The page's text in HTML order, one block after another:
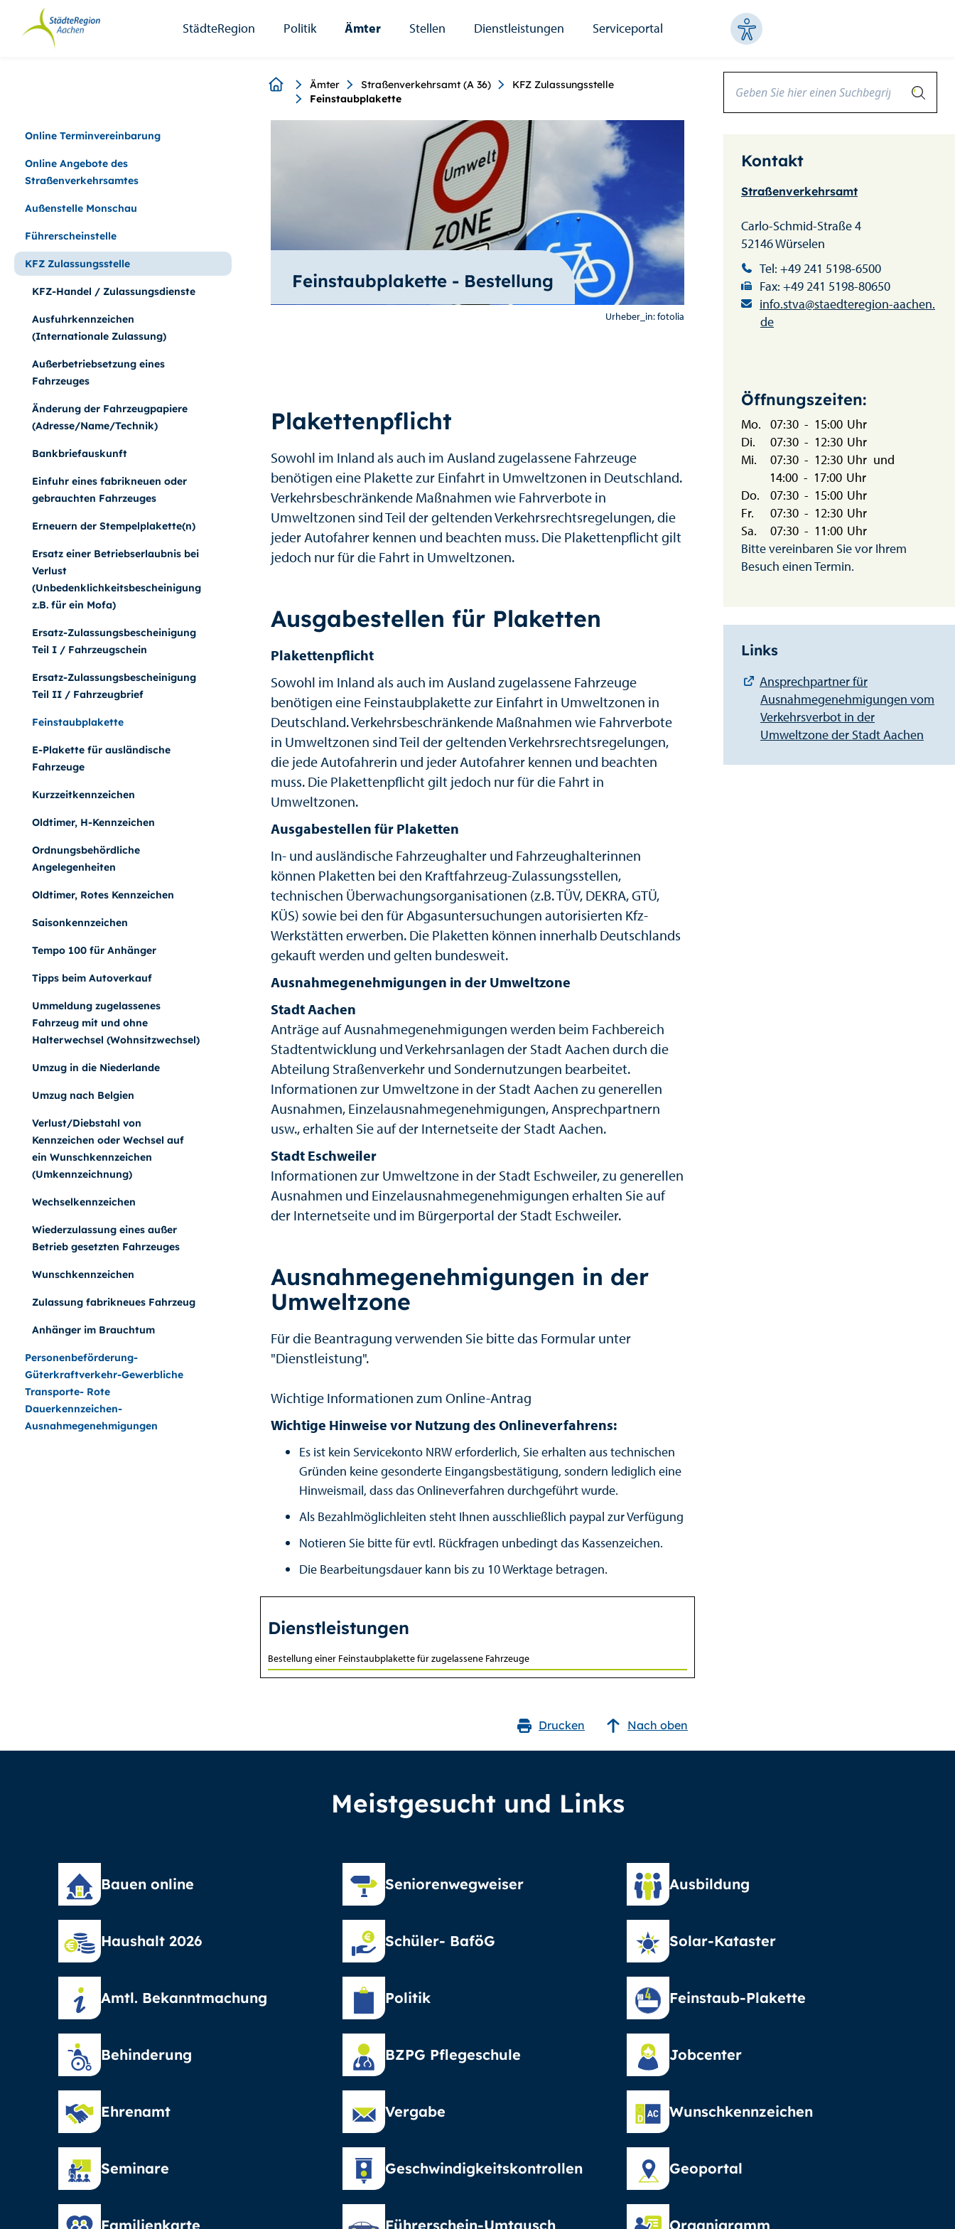
Seiteninhalt.
Hauptnavigation.
StädteRegion
StädteRegion Politik Ämter Stellen Dienstleistungen Serviceportal
Breadcrumb
Ämter Straßenverkehrsamt (A 36)
KFZ Zulassungsstelle
Feinstaubplakette
Online Terminvereinbarung
Online Angebote des
Straßenverkehrsamtes
Außenstelle Monschau
Führerscheinstelle
KFZ Zulassungsstelle
KFZ-Handel / Zulassungsdienste
Ausfuhrkennzeichen
(Internationale Zulassung)
Außerbetriebsetzung eines
Fahrzeuges
Änderung der Fahrzeugpapiere
(Adresse/Name/Technik)
Bankbriefauskunft
Einfuhr eines fabrikneuen oder
gebrauchten Fahrzeuges
Erneuern der Stempelplakette(n)
Ersatz einer Betriebserlaubnis bei
Verlust
(Unbedenklichkeitsbescheinigung
z.B. für ein Mofa)
Ersatz-Zulassungsbescheinigung
Teil I / Fahrzeugschein
Ersatz-Zulassungsbescheinigung
Teil II / Fahrzeugbrief
Feinstaubplakette
E-Plakette für ausländische
Fahrzeuge
Kurzzeitkennzeichen
Oldtimer, H-Kennzeichen
Ordnungsbehördliche
Angelegenheiten
Oldtimer, Rotes Kennzeichen
Saisonkennzeichen
Tempo 100 für Anhänger
Tipps beim Autoverkauf
Ummeldung zugelassenes
Fahrzeug mit und ohne
Halterwechsel (Wohnsitzwechsel)
Umzug in die Niederlande
Umzug nach Belgien
Verlust/Diebstahl von
Kennzeichen oder Wechsel auf
ein Wunschkennzeichen
(Umkennzeichnung)
Wechselkennzeichen
Wiederzulassung eines außer
Betrieb gesetzten Fahrzeuges
Wunschkennzeichen
Zulassung fabrikneues Fahrzeug
Anhänger im Brauchtum
Personenbeförderung-
Güterkraftverkehr-Gewerbliche
Transporte- Rote
Dauerkennzeichen-
Ausnahmegenehmigungen
Feinstaubplakette - Bestellung
Urheber_in: fotolia
Plakettenpflicht
Sowohl im Inland als auch im Ausland zugelassene Fahrzeuge
benötigen eine Plakette zur Einfahrt in Umweltzonen in Deutschland.
Verkehrsbeschränkende Maßnahmen wie Fahrverbote in
Umweltzonen sind Teil der geltenden Verkehrsrechtsregelungen, die
jeder Autofahrer kennen und beachten muss. Die Plakettenpflicht gilt
jedoch nur für die Fahrt in Umweltzonen.
Ausgabestellen für Plaketten
Plakettenpflicht
Sowohl im Inland als auch im Ausland zugelassene Fahrzeuge
benötigen eine Feinstaubplakette zur Einfahrt in Umweltzonen in
Deutschland. Verkehrsbeschränkende Maßnahmen wie Fahrverbote
in Umweltzonen sind Teil der geltenden Verkehrsrechtsregelungen,
die jede Autofahrerin und jeder Autofahrer kennen und beachten
muss. Die Plakettenpflicht gilt jedoch nur für die Fahrt in
Umweltzonen.
Ausgabestellen für Plaketten
In- und ausländische Fahrzeughalter und Fahrzeughalterinnen
können Plaketten bei den Kraftfahrzeug-Zulassungsstellen,
technischen Überwachungsorganisationen (z.B. TÜV, DEKRA, GTÜ,
KÜS) sowie bei den für Abgasuntersuchungen autorisierten Kfz-
Werkstätten erwerben. Die Plaketten können innerhalb Deutschlands
gekauft werden und gelten bundesweit.
Ausnahmegenehmigungen in der Umweltzone
Stadt Aachen
Anträge auf Ausnahmegenehmigungen werden beim Fachbereich
Stadtentwicklung und Verkehrsanlagen der Stadt Aachen durch die
Abteilung Straßenverkehr und Sondernutzungen bearbeitet.
Informationen zur Umweltzone in der Stadt Aachen zu generellen
Ausnahmen, Einzelausnahmegenehmigungen, Ansprechpartnern
usw., erhalten Sie auf der Internetseite der Stadt Aachen.
Stadt Eschweiler
Informationen zur Umweltzone in der Stadt Eschweiler, zu generellen
Ausnahmen und Einzelausnahmegenehmigungen erhalten Sie auf
der Internetseite und im Bürgerportal der Stadt Eschweiler.
Ausnahmegenehmigungen in der
Umweltzone
Für die Beantragung verwenden Sie bitte das Formular unter
"Dienstleistung".
Wichtige Informationen zum Online-Antrag
Wichtige Hinweise vor Nutzung des Onlineverfahrens:
Es ist kein Servicekonto NRW erforderlich, Sie erhalten aus technischen
Gründen keine gesonderte Eingangsbestätigung, sondern lediglich eine
Hinweismail, dass das Onlineverfahren durchgeführt wurde.
Als Bezahlmöglichleiten steht Ihnen ausschließlich paypal zur Verfügung
Notieren Sie bitte für evtl. Rückfragen unbedingt das Kassenzeichen.
Die Bearbeitungsdauer kann bis zu 10 Werktage betragen.
Dienstleistungen
Bestellung einer Feinstaubplakette für zugelassene Fahrzeuge
Nach oben
Drucken
Kontakt
Straßenverkehrsamt
Carlo-Schmid-Straße 4
52146 Würselen
Tel: +49 241 5198-6500
Fax: +49 241 5198-80650
info.stva@staedteregion-aachen.
de
Öffnungszeiten:
Mo. 07:30 - 15:00 Uhr
Di.
07:30 - 12:30 Uhr
Mi.
07:30 - 12:30 Uhr und
14:00 - 17:00 Uhr
Do.
07:30 - 15:00 Uhr
Fr.
07:30 - 12:30 Uhr
Sa.
07:30 - 11:00 Uhr
Bitte vereinbaren Sie vor Ihrem
Besuch einen Termin.
Links
Ansprechpartner für
Ausnahmegenehmigungen vom
Verkehrsverbot in der
Umweltzone der Stadt Aachen
Meistgesucht und Links
Bauen online Seniorenwegweiser Ausbildung
Haushalt 2026 Schüler- BaföG Solar-Kataster
Amtl. Bekanntmachung Politik Feinstaub-Plakette
Behinderung BZPG Pflegeschule Jobcenter
Ehrenamt Vergabe Wunschkennzeichen
Seminare Geschwindigkeitskontrollen Geoportal
Familienkarte Führerschein-Umtausch Organigramm